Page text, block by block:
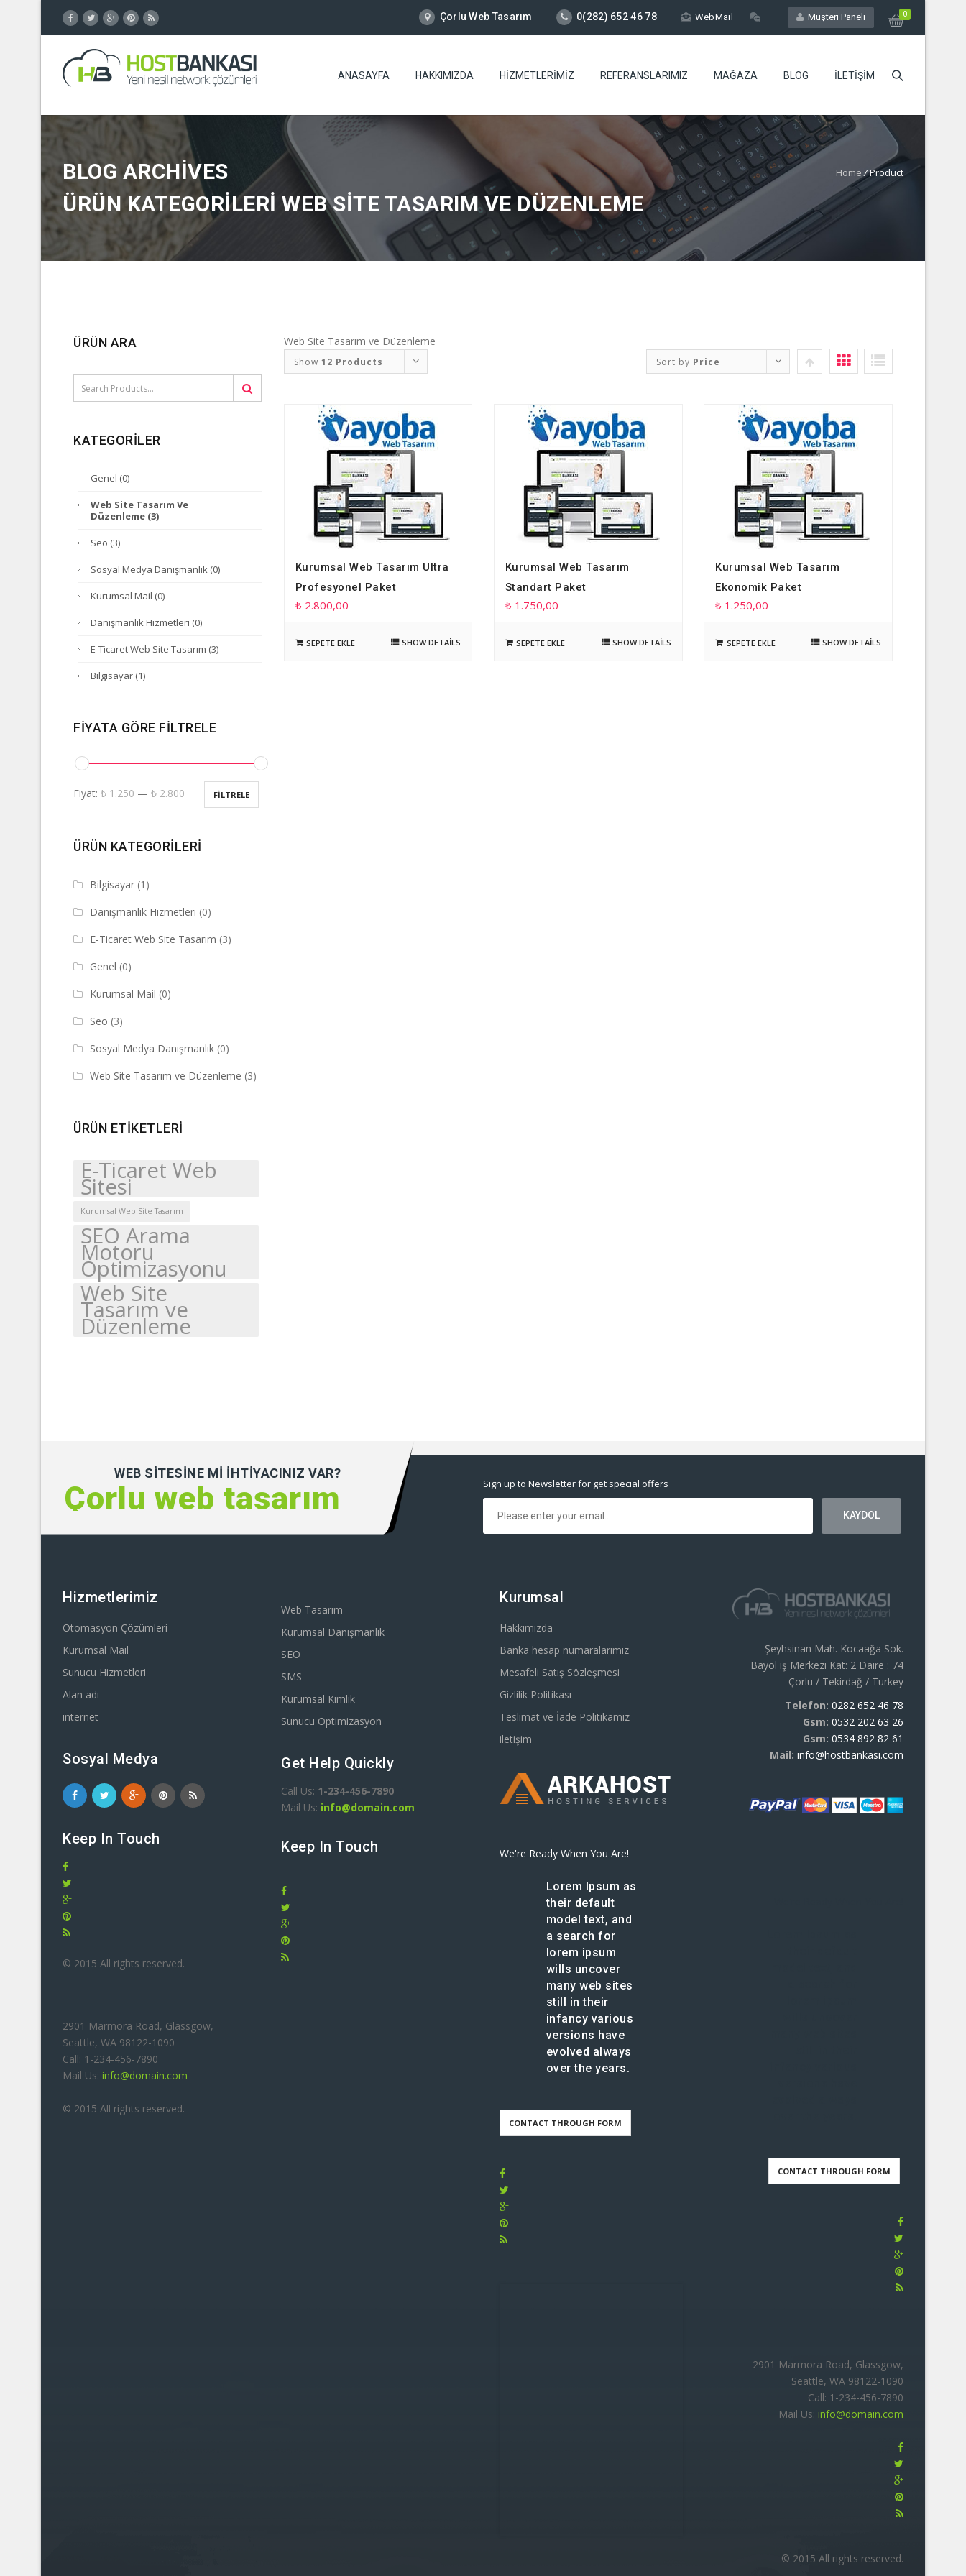
0
Müşteri Paneli
Çorlu Web Tasarım 0(282) 652 46 78 WebMail
ANASAYFA HAKKIMIZDA HIZMETLERIMIZ REFERANSLARIMIZ MAĞAZA BLOG ILETIŞIM
BLOG ARCHIVES
ÜRÜN KATEGORILERI WEB SITE TASARIM VE DÜZENLEME
Home /Product
ÜRÜN ARA
KATEGORILER
Genel (0)
Web Site Tasarım Ve
Düzenleme (3)
Seo (3)
Sosyal Medya Danışmanlık (0)
Kurumsal Mail (0)
Danışmanlık Hizmetleri (0)
E-Ticaret Web Site Tasarım (3)
Bilgisayar (1)
FIYATA GÖRE FILTRELE
FILTRELE
Fiyat: ₺ 1.250 — ₺ 2.800
ÜRÜN KATEGORILERI
Bilgisayar (1)
Danışmanlık Hizmetleri (0)
E-Ticaret Web Site Tasarım (3)
Genel (0)
Kurumsal Mail (0)
Seo (3)
Sosyal Medya Danışmanlık (0)
Web Site Tasarım ve Düzenleme (3)
ÜRÜN ETIKETLERI
E-Ticaret Web
Sitesi
Kurumsal Web Site Tasarım
SEO Arama
Motoru
Optimizasyonu
Web Site
Tasarım ve
Düzenleme
Web Site Tasarım ve Düzenleme
Sort by Price
Show 12 Products
Kurumsal Web Tasarım Ultra
Profesyonel Paket
₺ 2.800,00
SEPETE EKLE SHOW DETAILS
Kurumsal Web Tasarım
Standart Paket
₺ 1.750,00
SEPETE EKLE SHOW DETAILS
Kurumsal Web Tasarım
Ekonomik Paket
₺ 1.250,00
SEPETE EKLE SHOW DETAILS
WEB SITESINE MI IHTIYACINIZ VAR?
Çorlu web tasarım Sign up to Newsletter for get special offers
Hizmetlerimiz
Otomasyon Çözümleri
Kurumsal Mail
Sunucu Hizmetleri
Alan adı
internet
Sosyal Medya
Keep In Touch
© 2015 All rights reserved.
2901 Marmora Road, Glassgow,
Seattle, WA 98122-1090
Call: 1-234-456-7890
Mail Us: info@domain.com
© 2015 All rights reserved.
Web Tasarım
Kurumsal Danışmanlık
SEO
SMS
Kurumsal Kimlik
Sunucu Optimizasyon
Get Help Quickly
Call Us: 1-234-456-7890
Mail Us: info@domain.com
Keep In Touch
Kurumsal
Hakkımızda
Banka hesap numaralarımız
Mesafeli Satış Sözleşmesi
Gizlilik Politikası
Teslimat ve İade Politikamız
iletişim
We're Ready When You Are!
Lorem Ipsum as
their default
model text, and
a search for
lorem ipsum
wills uncover
many web sites
still in their
infancy various
versions have
evolved always
over the years.
CONTACT THROUGH FORM
Şeyhsinan Mah. Kocaağa Sok.
Bayol iş Merkezi Kat: 2 Daire : 74
Çorlu / Tekirdağ / Turkey
Telefon: 0282 652 46 78
Gsm: 0532 202 63 26
Gsm: 0534 892 82 61
Mail: info@hostbankasi.com
CONTACT THROUGH FORM
2901 Marmora Road, Glassgow,
Seattle, WA 98122-1090
Call: 1-234-456-7890
Mail Us: info@domain.com
© 2015 All rights reserved.